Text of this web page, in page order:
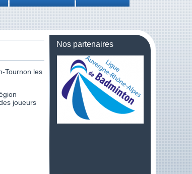
Tournon les
joueurs
Nos partenaires